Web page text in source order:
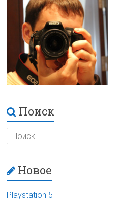
Поиск
Новое
Playstation 5